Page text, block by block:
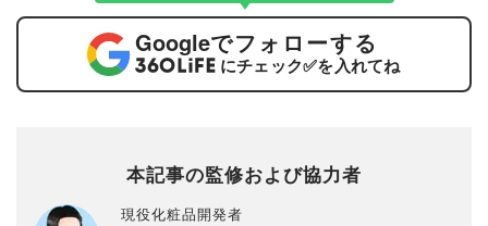
Googleでフォローする
にチェック✅を入れてね
本記事の監修および協力者
現役化粧品開発者